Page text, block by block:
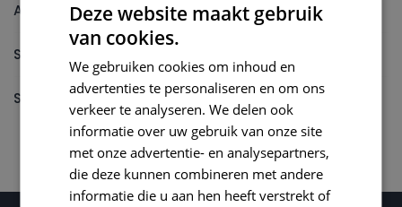
Autolak reparatieset
Spuitbus
Spuitbus Autolak
Deze website maakt gebruik
van cookies.
We gebruiken cookies om inhoud en
advertenties te personaliseren en om ons
verkeer te analyseren. We delen ook
informatie over uw gebruik van onze site
met onze advertentie- en analysepartners,
die deze kunnen combineren met andere
informatie die u aan hen heeft verstrekt of